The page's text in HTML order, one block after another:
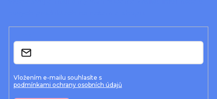
Vložením e-mailu souhlasíte s
podmínkami ochrany osobních údajů